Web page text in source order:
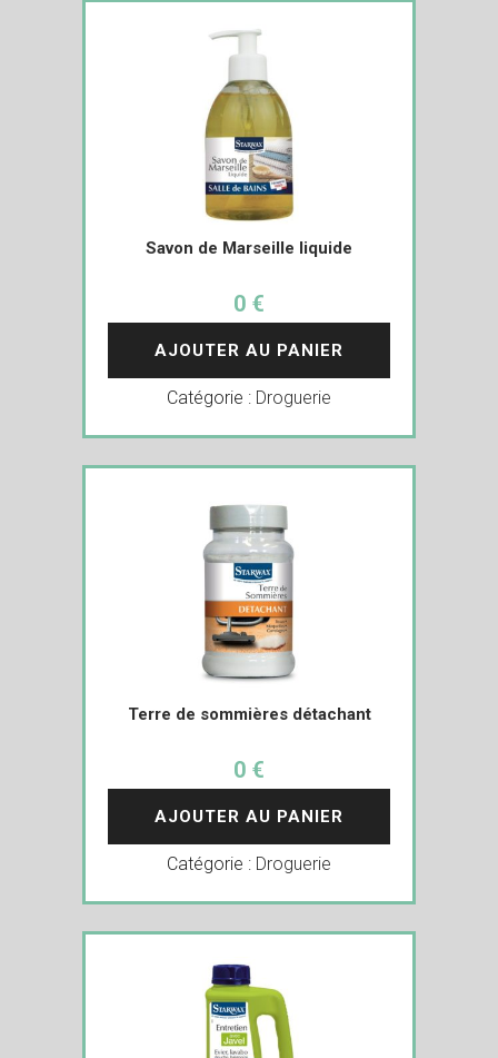
Savon de Marseille liquide
0 €
AJOUTER AU PANIER
Catégorie : Droguerie
Terre de sommières détachant
0 €
AJOUTER AU PANIER
Catégorie : Droguerie